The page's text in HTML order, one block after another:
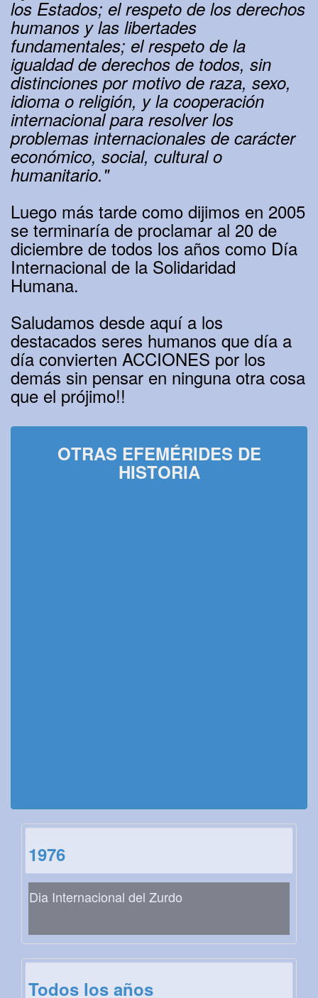
los Estados; el respeto de los derechos
humanos y las libertades
fundamentales; el respeto de la
igualdad de derechos de todos, sin
distinciones por motivo de raza, sexo,
idioma o religión, y la cooperación
internacional para resolver los
problemas internacionales de carácter
económico, social, cultural o
humanitario."
Luego más tarde como dijimos en 2005
se terminaría de proclamar al 20 de
diciembre de todos los años como Día
Internacional de la Solidaridad
Humana.
Saludamos desde aquí a los
destacados seres humanos que día a
día convierten ACCIONES por los
demás sin pensar en ninguna otra cosa
que el prójimo!!
OTRAS EFEMÉRIDES DE
HISTORIA
1976
Dia Internacional del Zurdo
Todos los años